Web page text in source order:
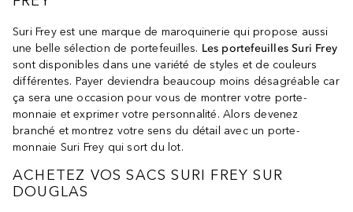
Suri Frey est une marque de maroquinerie qui propose aussi
une belle sélection de portefeuilles. Les portefeuilles Suri Frey
sont disponibles dans une variété de styles et de couleurs
différentes. Payer deviendra beaucoup moins désagréable car
ça sera une occasion pour vous de montrer votre porte-
monnaie et exprimer votre personnalité. Alors devenez
branché et montrez votre sens du détail avec un porte-
monnaie Suri Frey qui sort du lot.
ACHETEZ VOS SACS SURI FREY SUR
DOUGLAS